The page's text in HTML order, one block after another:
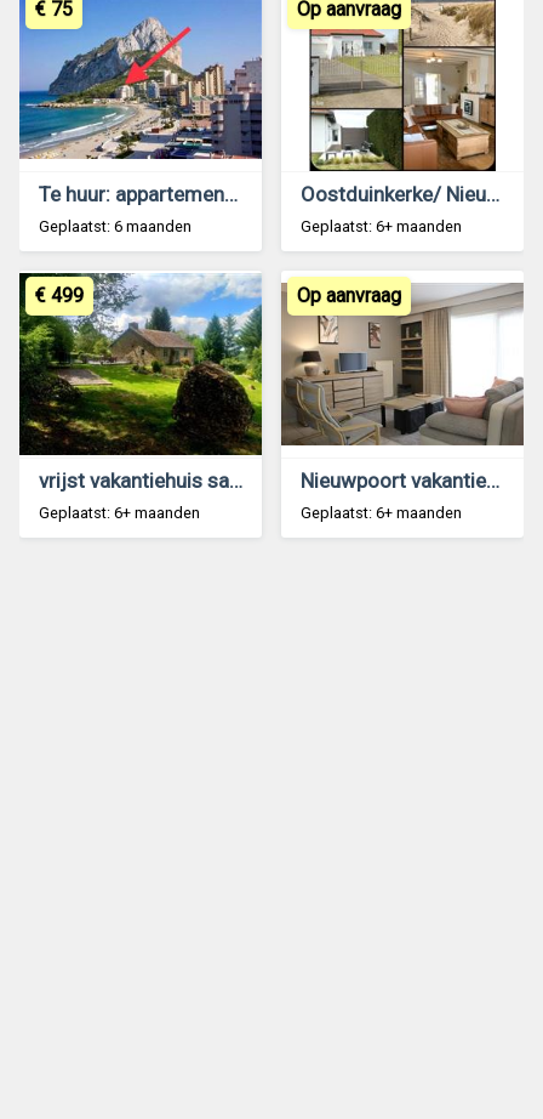
Te huur: appartement Calpe
Geplaatst: 6 maanden
€ 75
Oostduinkerke/ Nieuwpoort: villa, zeedijk 200 m
Geplaatst: 6+ maanden
Op aanvraag
vrijst vakantiehuis sauna speeltuin hond welk
Geplaatst: 6+ maanden
€ 499
Nieuwpoort vakantie-appartement met garage
Geplaatst: 6+ maanden
Op aanvraag